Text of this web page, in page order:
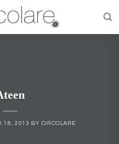
18, 2013 BY CIRCOLARE